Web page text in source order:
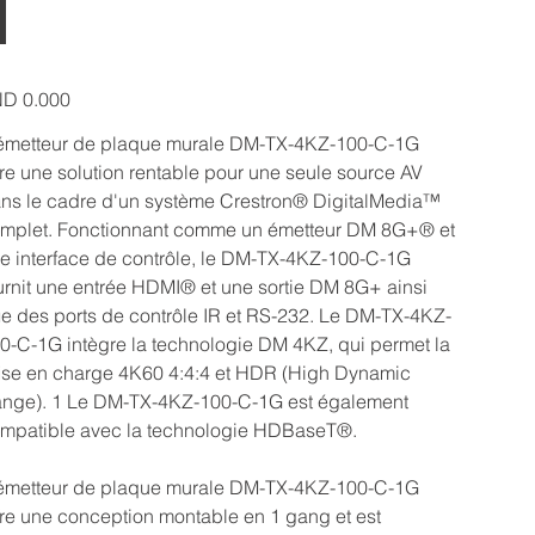
0.000
de plaque murale DM-TX-4KZ-100-C-1G
une solution rentable pour une seule source AV
le cadre d'un système Crestron® DigitalMedia™
Fonctionnant comme un émetteur DM 8G+® et
interface de contrôle, le DM-TX-4KZ-100-C-1G
une entrée HDMI® et une sortie DM 8G+ ainsi
des ports de contrôle IR et RS-232. Le DM-TX-4KZ-
C-1G intègre la technologie DM 4KZ, qui permet la
en charge 4K60 4:4:4 et HDR (High Dynamic
1 Le DM-TX-4KZ-100-C-1G est également
avec la technologie HDBaseT®.
de plaque murale DM-TX-4KZ-100-C-1G
une conception montable en 1 gang et est